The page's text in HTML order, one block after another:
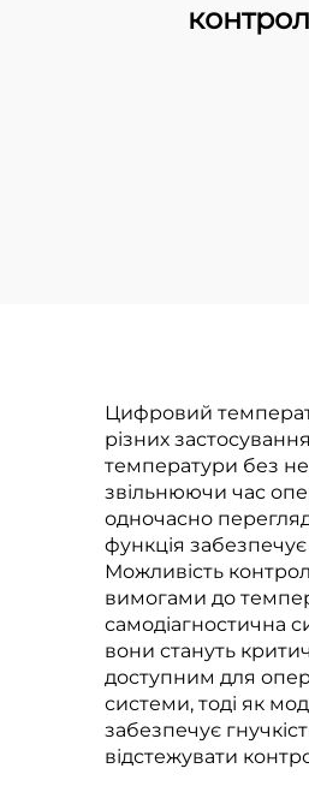
Цифровий
різних
температури без
звільнюючи час
одночасно
функція
Можливість
вимогами до
самодіагностична
вони стануть
доступним для
системи, тоді як
забезпечує
відстежувати